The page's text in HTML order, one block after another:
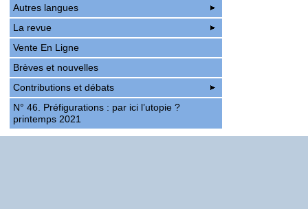
Autres langues
La revue
Vente En Ligne
Brèves et nouvelles
Contributions et débats
N° 46. Préfigurations : par ici l’utopie ?
printemps 2021